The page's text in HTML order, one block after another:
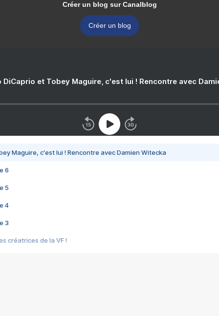
Créer un blog sur Canalblog
Créer un blog
DiCaprio et Tobey Maguire, c'est lui ! Rencontre avec
Maguire, c'est lui ! Rencontre avec Damien Witecka
6
5
4
3
créatrices de la VF !